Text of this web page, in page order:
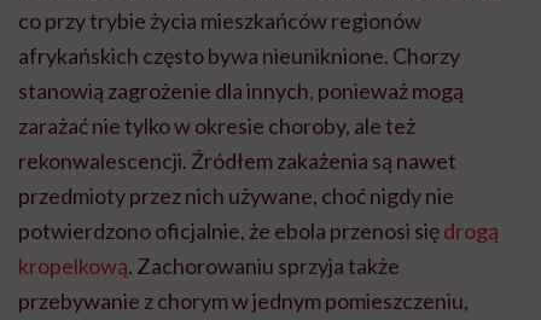
co przy trybie życia mieszkańców regionów
afrykańskich często bywa nieuniknione. Chorzy
stanowią zagrożenie dla innych, ponieważ mogą
zarażać nie tylko w okresie choroby, ale też
rekonwalescencji. Źródłem zakażenia są nawet
przedmioty przez nich używane, choć nigdy nie
potwierdzono oficjalnie, że ebola przenosi siędrogą
kropelkową. Zachorowaniu sprzyja także
przebywanie z chorym w jednym pomieszczeniu,